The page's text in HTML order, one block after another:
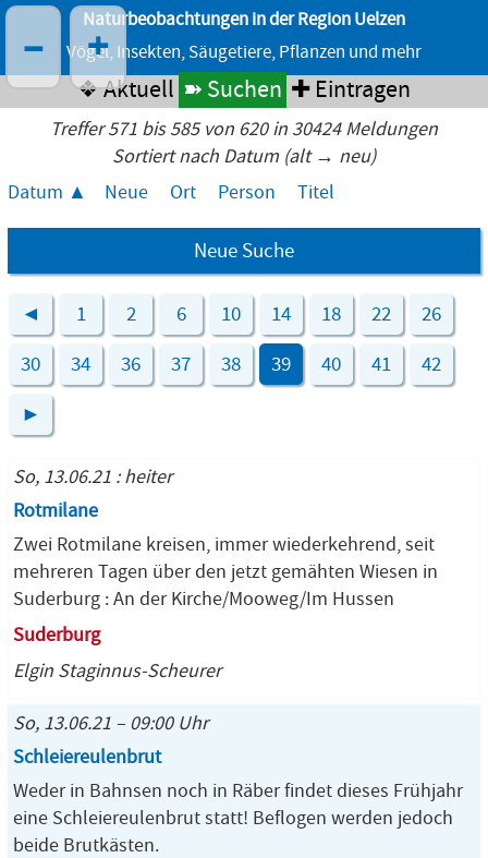
Naturbeobachtungen in der Region Uelzen
Vögel, Insekten, Säugetiere, Pflanzen und mehr
❖ Aktuell ➽ Suchen ✚ Eintragen
Treffer 571 bis 585 von 620 in 30424 Meldungen
Sortiert nach Datum (alt → neu)
Datum
Neue Ort Person Titel
Neue Suche
◄ 1 2 6 10 14 18 22 26
30 34 36 37 38 39 40 41 42
►
So, 13.06.21 : heiter
Rotmilane
Zwei Rotmilane kreisen, immer wiederkehrend, seit
mehreren Tagen über den jetzt gemähten Wiesen in
Suderburg : An der Kirche/Mooweg/Im Hussen
Suderburg
Elgin Staginnus-Scheurer
So, 13.06.21 – 09:00 Uhr
Schleiereulenbrut
Weder in Bahnsen noch in Räber findet dieses Frühjahr
eine Schleiereulenbrut statt! Beflogen werden jedoch
beide Brutkästen.
– +